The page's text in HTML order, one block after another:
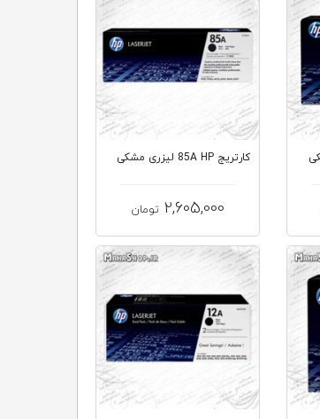
کارتریج 85A HP لیزری مشکی
2,605,000 تومان